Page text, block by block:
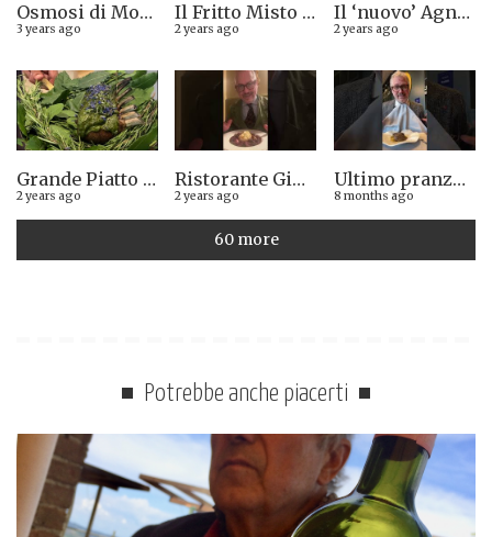
Osmosi di Montepulciano nuova stella Michelin. Avevamo visto lungo il 14.08.2023
3 years ago
Il Fritto Misto del Centro di Priocca
2 years ago
Il ‘nuovo’ Agnolotto di Torino del Mago Rabin
2 years ago
Grande Piatto al rist. Quintilio di Altare SV: Carrè di agnello in crosta di erbe aromatiche liguri
2 years ago
Ristorante Giglio di Lucca. Stella Michelin sì o no?
2 years ago
Ultimo pranzo torinese al ristorante Casa Vicina. 13/12/2025
8 months ago
60 more
Potrebbe anche piacerti